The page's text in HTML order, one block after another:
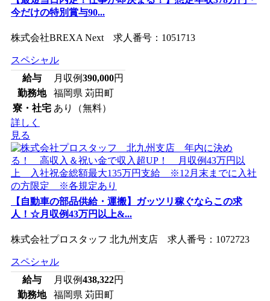
今だけの特別賞与90...
株式会社BREXA Next 求人番号：1051713
スペシャル
給与
月収例390,000円
勤務地
福岡県 苅田町
寮・社宅 あり（無料）
詳しく
見る
【自動車の部品供給・運搬】ガッツリ稼ぐならこの求
人！☆月収例43万円以上&...
株式会社プロスタッフ 北九州支店 求人番号：1072723
スペシャル
給与
月収例438,322円
勤務地
福岡県 苅田町